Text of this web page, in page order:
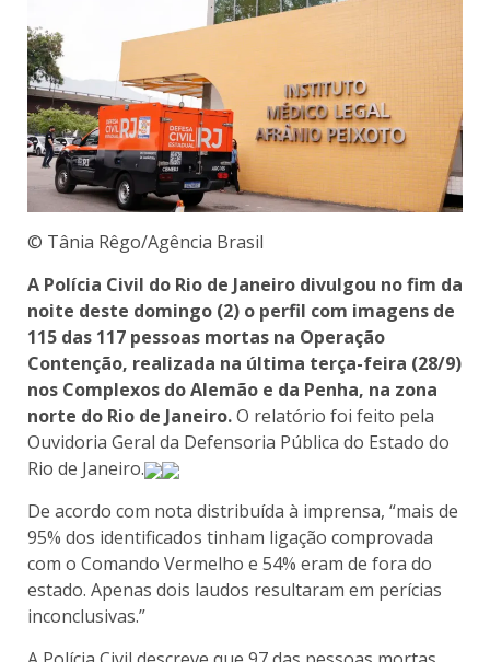
© Tânia Rêgo/Agência Brasil
A Polícia Civil do Rio de Janeiro divulgou no fim da
noite deste domingo (2) o perfil com imagens de
115 das 117 pessoas mortas na Operação
Contenção, realizada na última terça-feira (28/9)
nos Complexos do Alemão e da Penha, na zona
norte do Rio de Janeiro.O relatório foi feito pela
Ouvidoria Geral da Defensoria Pública do Estado do
Rio de Janeiro.
De acordo com nota distribuída à imprensa, “mais de
95% dos identificados tinham ligação comprovada
com o Comando Vermelho e 54% eram de fora do
estado. Apenas dois laudos resultaram em perícias
inconclusivas.”